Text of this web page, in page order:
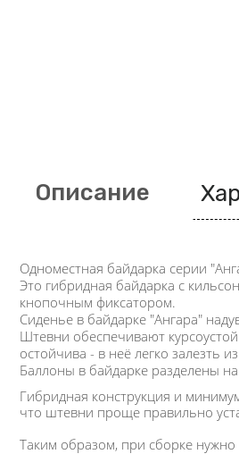
Описание
Одноместная байдарка серии
Это гибридная байдарка с
кнопочным фиксатором.
Сиденье в байдарке "Ангара"
Штевни обеспечивают
остойчива - в неё легко залезть
Баллоны в байдарке разделены
Гибридная конструкция и
что штевни проще правильно
Таким образом, при сборке нужно